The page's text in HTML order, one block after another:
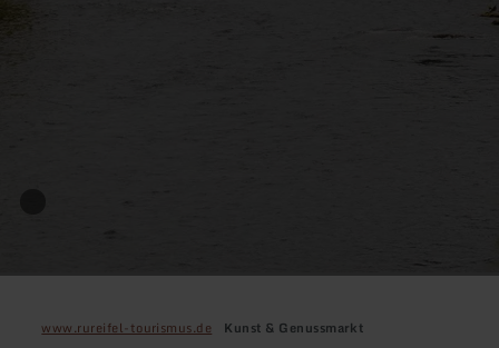
www.rureifel-tourismus.de Kunst & Genussmarkt